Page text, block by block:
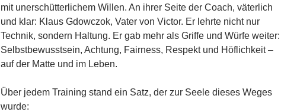
mit unerschütterlichem Willen. An ihrer Seite der Coach, väterlich
und klar: Klaus Gdowczok, Vater von Victor. Er lehrte nicht nur
Technik, sondern Haltung. Er gab mehr als Griffe und Würfe weiter:
Selbstbewusstsein, Achtung, Fairness, Respekt und Höflichkeit –
auf der Matte und im Leben.
Über jedem Training stand ein Satz, der zur Seele dieses Weges
wurde: